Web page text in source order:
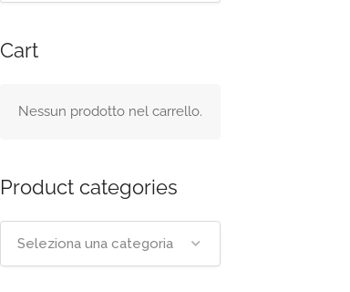
Cart
Nessun prodotto nel carrello.
Product categories
Seleziona una categoria